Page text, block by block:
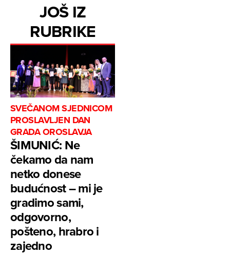
JOŠ IZ
RUBRIKE
SVEČANOM SJEDNICOM
PROSLAVLJEN DAN
GRADA OROSLAVJA
ŠIMUNIĆ: Ne
čekamo da nam
netko donese
budućnost – mi je
gradimo sami,
odgovorno,
pošteno, hrabro i
zajedno